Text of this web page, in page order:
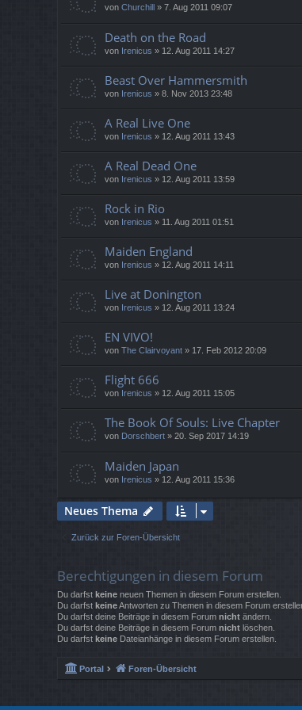
von Churchill » 7. Aug 2011 09:07
Death on the Road
von Irenicus » 12. Aug 2011 14:27
Beast Over Hammersmith
von Irenicus » 8. Nov 2013 23:48
A Real Live One
von Irenicus » 12. Aug 2011 13:43
A Real Dead One
von Irenicus » 12. Aug 2011 13:59
Rock in Rio
von Irenicus » 11. Aug 2011 01:51
Maiden England
von Irenicus » 12. Aug 2011 14:11
Live at Donington
von Irenicus » 12. Aug 2011 13:24
EN VIVO!
von The Clairvoyant » 17. Feb 2012 20:09
Flight 666
von Irenicus » 12. Aug 2011 15:05
The Book Of Souls: Live Chapter
von Dorschbert » 20. Sep 2017 14:19
Maiden Japan
von Irenicus » 12. Aug 2011 15:36
Neues Thema
Zurück zur Foren-Übersicht
Berechtigungen in diesem Forum
Du darfst keine neuen Themen in diesem Forum erstellen.
Du darfst keineAntworten zu Themen in diesem Forum
Du darfst deine Beiträge in diesem Forum nicht ändern.
Du darfst deine Beiträge in diesem Forum nicht löschen.
Du darfst keine Dateianhänge in diesem Forum erstellen.
Portal Foren-Übersicht